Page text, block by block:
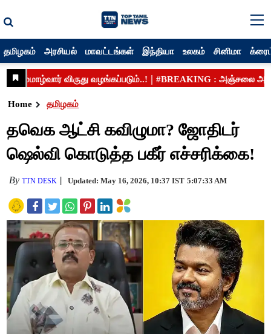
தமிழகம் அரசியல் மாவட்டங்கள் இந்தியா உலகம் சினிமா
Home தமிழகம்
தவெக ஆட்சி கவிழுமா? ஜோதிடர்
ஷெல்வி கொடுத்த பகீர் எச்சரிக்கை!
ByTTN DESK Updated: May 16, 2026, 10:37 IST 5:07:33 AM